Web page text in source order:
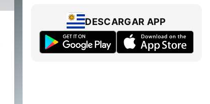
DESCARGAR APP